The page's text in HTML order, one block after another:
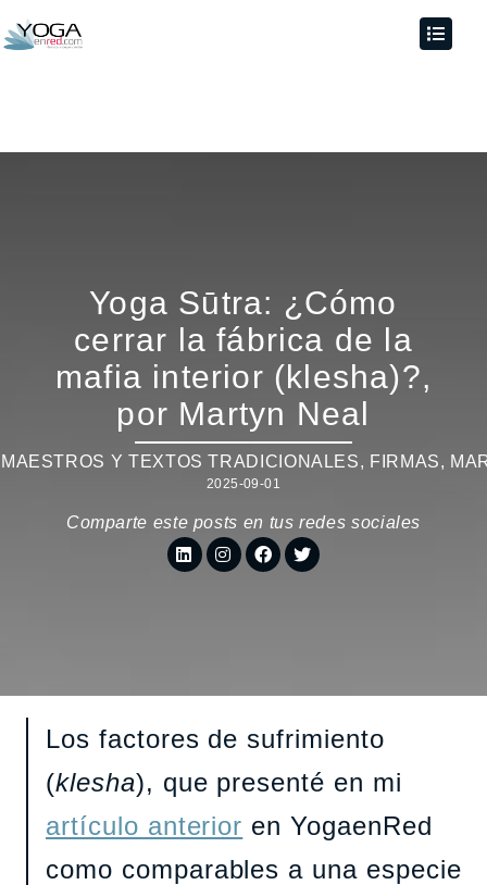
Yoga Sūtra: ¿Cómo
cerrar la fábrica de la
mafia interior (klesha)?,
por Martyn Neal
Y TEXTOS TRADICIONALES, FIRMAS,
2025-09-01
Comparte este posts en tus redes sociales
Los factores de sufrimiento
(klesha), que presenté en mi
artículo anterior en YogaenRed
como comparables a una especie